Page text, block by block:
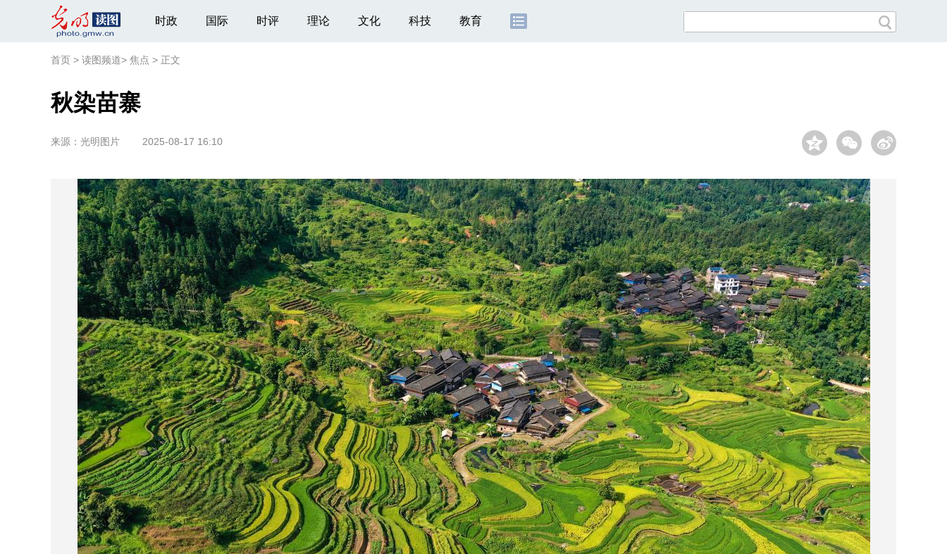
时政 国际 时评 理论 文化 科技 教育
首页 > 读图频道> 焦点 > 正文
秋染苗寨
来源： 光明图片 2025-08-17 16:10